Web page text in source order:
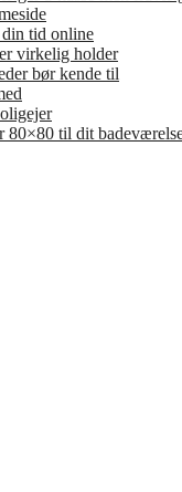
tid online
virkelig holder
bør kende til
80×80 til dit